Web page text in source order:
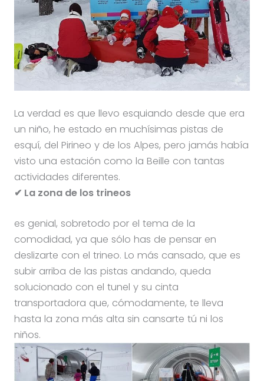
La verdad es que llevo esquiando desde que era
un niño, he estado en muchísimas pistas de
esquí, del Pirineo y de los Alpes, pero jamás había
visto una estación como la Beille con tantas
actividades diferentes.
✔ La zona de los trineos
es genial, sobretodo por el tema de la
comodidad, ya que sólo has de pensar en
deslizarte con el trineo. Lo más cansado, que es
subir arriba de las pistas andando, queda
solucionado con el tunel y su cinta
transportadora que, cómodamente, te lleva
hasta la zona más alta sin cansarte tú ni los
niños.